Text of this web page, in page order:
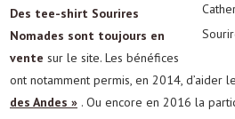
Des tee-shirt Sourires
Nomades sont toujours en
vente sur le site. Les bénéfices
ont notamment permis, en 2014, d’aider
des Andes » . Ou encore en 2016 la